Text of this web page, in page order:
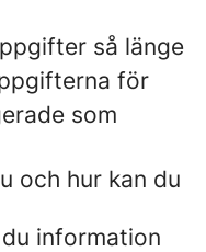
så länge
för
som
och hur kan du
information